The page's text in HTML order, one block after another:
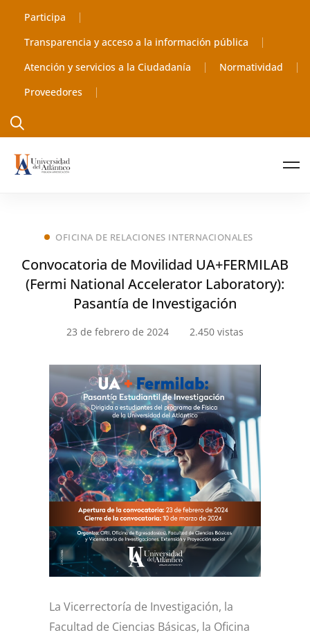
Participa
Transparencia y acceso a la información pública
Atención y servicios a la Ciudadanía
Normatividad
Proveedores
OFICINA DE RELACIONES INTERNACIONALES
Convocatoria de Movilidad UA+FERMILAB
(Fermi National Accelerator Laboratory):
Pasantía de Investigación
23 de febrero de 2024 2.450 vistas
La Vicerrectoría de Investigación, la
Facultad de Ciencias Básicas, la Oficina